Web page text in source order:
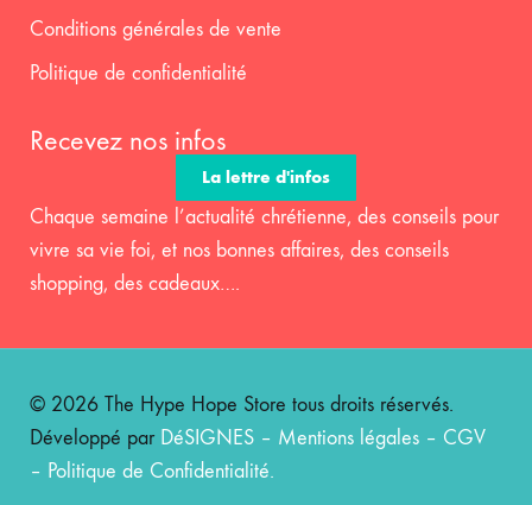
Conditions générales de vente
Politique de confidentialité
Recevez nos infos
La lettre d'infos
Chaque semaine l’actualité chrétienne, des conseils pour
vivre sa vie foi, et nos bonnes affaires, des conseils
shopping, des cadeaux….
© 2026 The Hype Hope Store tous droits réservés.
Développé par DéSIGNES – Mentions légales – CGV
– Politique de Confidentialité.